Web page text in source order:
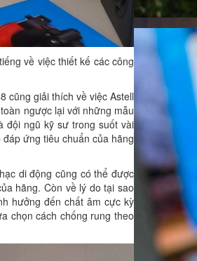
về việc thiết kế các công
cũng giải thích về việc Astell
ngược lại với những mẫu
đội ngũ kỹ sư trong suốt vài
ứng tiêu chuẩn của hãng
di động cũng có thể được
hãng. Còn về lý do tại sao
hưởng đến chất âm cực kỳ
chọn cách chống rung theo